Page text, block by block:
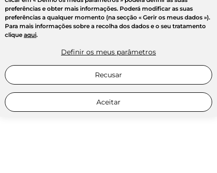
preferências e obter mais informações. Poderá modificar as suas
preferências a qualquer momento (na secção « Gerir os meus dados »).
Para mais informações sobre a recolha dos dados e o seu tratamento
clique aqui.
Definir os meus parâmetros
Recusar
Aceitar